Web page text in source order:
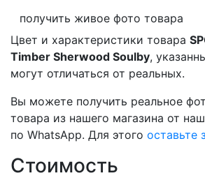
получить живое фото товара
Цвет и характеристики товара
Timber Sherwood Soulby,
могут отличаться от реальных.
Вы можете получить реальное
товара из нашего магазина от
по WhatsApp. Для этого оставьте
Стоимость